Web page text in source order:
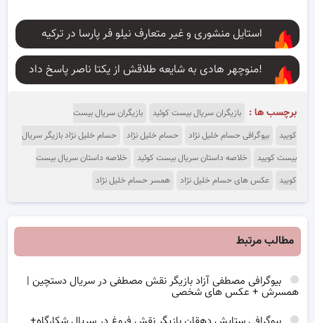
استایل منشوری و غیر متعارف نیلو فر پارسا در ترکیه
منوچهر هادی به شایعه طلاقش از یکتا ناصر پاسخ داد!
برچسب ها : بازیگران سریال بیست کوئید
بازیگران سریال بیست
کویید
بیوگرافی حسام خلیل نژاد حسام خلیل نژاد
حسام خلیل نژاد بازیگر سریال
بیست کویید
خلاصه داستان سریال بیست کوئید
خلاصه داستان سریال بیست
کویید
عکس های حسام خلیل نژاد همسر حسام خلیل نژاد
مطالب مرتبط
بیوگرافی مصطفی آزاد بازیگر نقش مصطفی در سریال دستچین |
همسرش + عکس های شخصی